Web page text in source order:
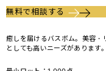
無料で相談する
癒しを届けるバスボム。美容
としても高いニーズがあります。